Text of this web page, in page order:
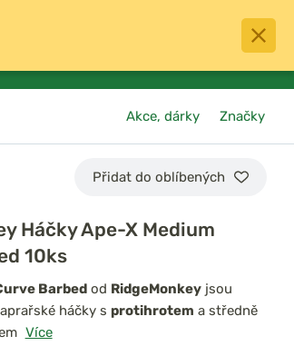
0
košík
Akce, dárky Značky
Přidat do oblíbených
Háčky Ape-X Medium
10ks
Barbedod RidgeMonkeyjsou
háčky s protihrotem a středně
Více